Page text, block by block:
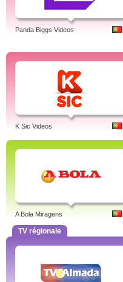
Panda Biggs Videos
K Sic Videos
A Bola Miragens
TV régionale